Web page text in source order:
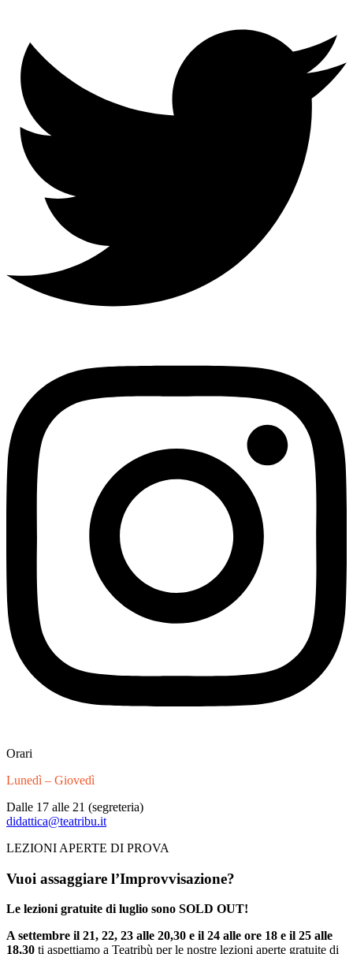
Orari
Lunedì – Giovedì
Dalle 17 alle 21 (segreteria)
didattica@teatribu.it
LEZIONI APERTE DI PROVA
Vuoi assaggiare l’Improvvisazione?
Le lezioni gratuite di luglio sono SOLD OUT!
A settembre il 21, 22, 23 alle 20,30 e il 24 alle ore 18 e il 25 alle
18,30 ti aspettiamo a Teatribù per le nostre lezioni aperte gratuite di